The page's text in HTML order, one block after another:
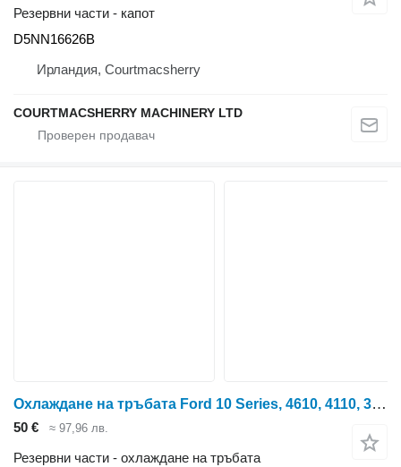
Резервни части - капот
D5NN16626B
Ирландия, Courtmacsherry
COURTMACSHERRY MACHINERY LTD
Охлаждане на тръбата Ford 10 Series, 4610, 4110, 3910, 3610 Air Intake Tube E1nn9c602ba12m E1NN9C602BA12M за колесен трактор
50 € ≈ 97,96 лв.
Резервни части - охлаждане на тръбата